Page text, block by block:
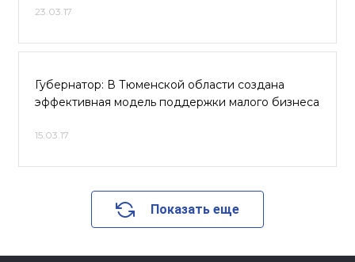
23.03.17
Губернатор: В Тюменской области создана
эффективная модель поддержки малого бизнеса
15.03.17
Показать еще